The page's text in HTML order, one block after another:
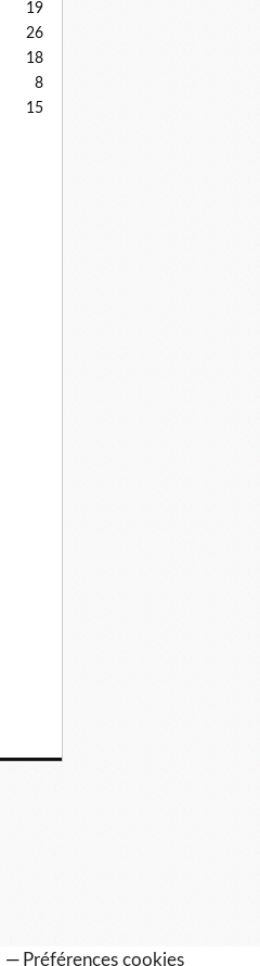
19
26
18
8
15
Préférences cookies